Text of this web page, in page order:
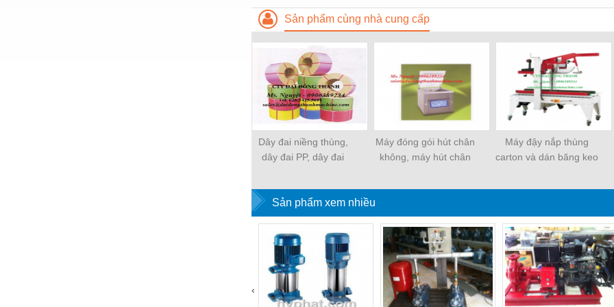
Sản phẩm cùng nhà cung cấp
Dây đai niềng thùng,
dây đai PP, dây đai
Máy đóng gói hút chân
không, máy hút chân
Máy đậy nắp thùng
carton và dán băng keo
Sản phẩm xem nhiều
‹